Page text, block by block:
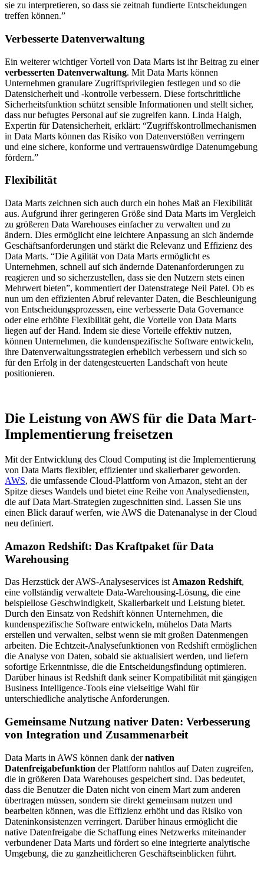
sie zu interpretieren, so dass sie zeitnah fundierte Entscheidungen
treffen können.”
Verbesserte Datenverwaltung
Ein weiterer wichtiger Vorteil von Data Marts ist ihr Beitrag zu einer
verbesserten Datenverwaltung. Mit Data Marts können
Unternehmen granulare Zugriffsprivilegien festlegen und so die
Datensicherheit und -kontrolle verbessern. Diese fortschrittliche
Sicherheitsfunktion schützt sensible Informationen und stellt sicher,
dass nur befugtes Personal auf sie zugreifen kann. Linda Haigh,
Expertin für Datensicherheit, erklärt: “Zugriffskontrollmechanismen
in Data Marts können das Risiko von Datenverstößen verringern
und eine sichere, konforme und vertrauenswürdige Datenumgebung
fördern.”
Flexibilität
Data Marts zeichnen sich auch durch ein hohes Maß an Flexibilität
aus. Aufgrund ihrer geringeren Größe sind Data Marts im Vergleich
zu größeren Data Warehouses einfacher zu verwalten und zu
ändern. Dies ermöglicht eine leichtere Anpassung an sich ändernde
Geschäftsanforderungen und stärkt die Relevanz und Effizienz des
Data Marts. “Die Agilität von Data Marts ermöglicht es
Unternehmen, schnell auf sich ändernde Datenanforderungen zu
reagieren und so sicherzustellen, dass sie den Nutzern stets einen
Mehrwert bieten”, kommentiert der Datenstratege Neil Patel. Ob es
nun um den effizienten Abruf relevanter Daten, die Beschleunigung
von Entscheidungsprozessen, eine verbesserte Data Governance
oder eine erhöhte Flexibilität geht, die Vorteile von Data Marts
liegen auf der Hand. Indem sie diese Vorteile effektiv nutzen,
können Unternehmen, die kundenspezifische Software entwickeln,
ihre Datenverwaltungsstrategien erheblich verbessern und sich so
für den Erfolg in der datengesteuerten Landschaft von heute
positionieren.
Die Leistung von AWS für die Data Mart-
Implementierung freisetzen
Mit der Entwicklung des Cloud Computing ist die Implementierung
von Data Marts flexibler, effizienter und skalierbarer geworden.
AWS, die umfassende Cloud-Plattform von Amazon, steht an der
Spitze dieses Wandels und bietet eine Reihe von Analysediensten,
die auf Data Mart-Strategien zugeschnitten sind. Lassen Sie uns
einen Blick darauf werfen, wie AWS die Datenanalyse in der Cloud
neu definiert.
Amazon Redshift: Das Kraftpaket für Data
Warehousing
Das Herzstück der AWS-Analyseservices ist Amazon Redshift,
eine vollständig verwaltete Data-Warehousing-Lösung, die eine
beispiellose Geschwindigkeit, Skalierbarkeit und Leistung bietet.
Durch den Einsatz von Redshift können Unternehmen, die
kundenspezifische Software entwickeln, mühelos Data Marts
erstellen und verwalten, selbst wenn sie mit großen Datenmengen
arbeiten. Die Echtzeit-Analysefunktionen von Redshift ermöglichen
die Analyse von Daten, sobald sie aktualisiert werden, und liefern
sofortige Erkenntnisse, die die Entscheidungsfindung optimieren.
Darüber hinaus ist Redshift dank seiner Kompatibilität mit gängigen
Business Intelligence-Tools eine vielseitige Wahl für
unterschiedliche analytische Anforderungen.
Gemeinsame Nutzung nativer Daten: Verbesserung
von Integration und Zusammenarbeit
Data Marts in AWS können dank dernativen
Datenfreigabefunktion der Plattform nahtlos auf Daten zugreifen,
die in größeren Data Warehouses gespeichert sind. Das bedeutet,
dass die Benutzer die Daten nicht von einem Mart zum anderen
übertragen müssen, sondern sie direkt gemeinsam nutzen und
bearbeiten können, was die Effizienz erhöht und das Risiko von
Dateninkonsistenzen verringert. Darüber hinaus ermöglicht die
native Datenfreigabe die Schaffung eines Netzwerks miteinander
verbundener Data Marts und fördert so eine integrierte analytische
Umgebung, die zu ganzheitlicheren Geschäftseinblicken führt.